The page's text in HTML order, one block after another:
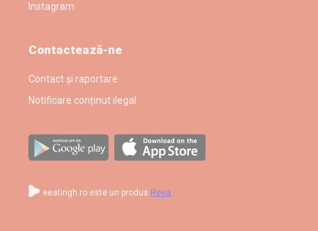
Instagram
Contactează-ne
Contact și raportare
Notificare conținut ilegal
eeatingh.ro este un produs Reea